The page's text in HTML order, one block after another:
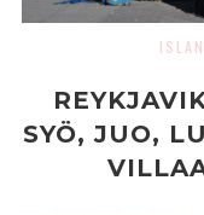
SYÖ, JUO,